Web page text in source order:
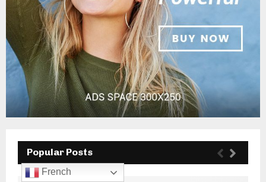
Popular Posts
French